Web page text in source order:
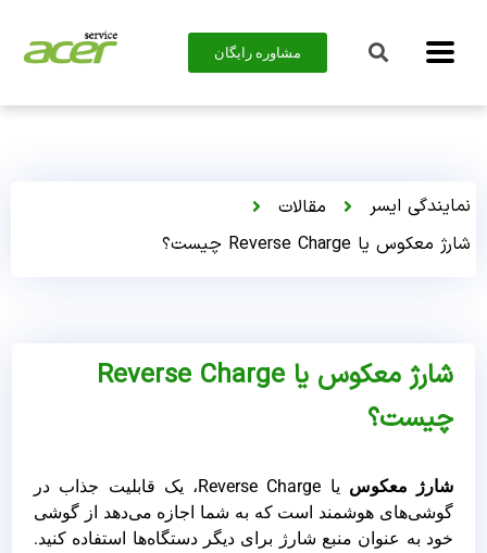
مشاوره رایگان
نمایندگی ایسر
مقالات
شارژ معکوس یا Reverse Charge چیست؟
شارژ معکوس یا Reverse Charge
چیست؟
شارژ معکوس
یا Reverse Charge، یک قابلیت جذاب در
گوشی‌های هوشمند است که به شما اجازه می‌دهد از گوشی
خود به عنوان منبع شارژ برای دیگر دستگاه‌ها استفاده کنید.